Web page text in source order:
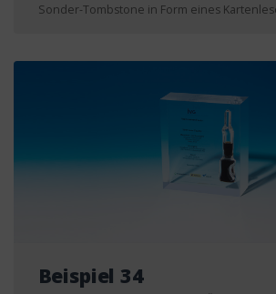
Sonder-Tombstone in Form eines
Beispiel 34